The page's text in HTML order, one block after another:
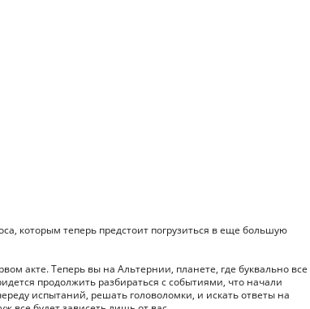
которым теперь предстоит погрузиться в еще большую
акте. Теперь вы на Альтернии, планете, где буквально все
продолжить разбираться с событиями, что начали
испытаний, решать головоломки, и искать ответы на